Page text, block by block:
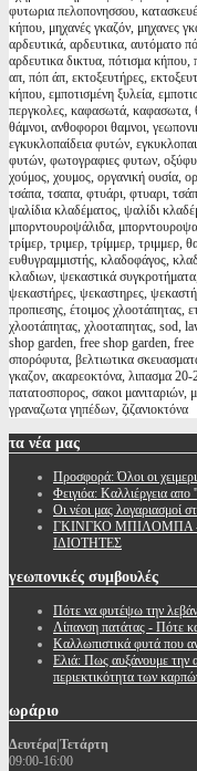
φυτωρια πελοπονησσου,
κήπου, μηχανές γκαζόν, μηχανες
αρδευτικά, αρδευτικα, αυτόματο
αρδευτικα δικτυα, πότισμα
απ, πόπ άπ, εκτοξευτήρες,
κήπου, εμποτισμένη ξυλεία,
περγκολες, καφασωτά, καφασωτα,
θάμνοι, ανθοφοροι θαμνοι,
εγκυκλοπαίδεια φυτών,
φυτών, φωτογραφιες φυτων,
χούμος, χουμος, οργανική ουσία,
τσάπα, τσαπα, φτυάρι, φτυαρι,
ψαλίδια κλαδέματος, ψαλίδι
μπορντουροψάλιδα,
τρίμερ, τριμερ, τρίμμερ, τριμμερ,
ευθυγραμμιστής, κλαδοφάγος,
κλαδιων, ψεκαστικά
ψεκαστήρες, ψεκαστηρες,
προπιεσης, έτοιμος χλοοτάπητας,
χλοοτάπητας, χλοοταπητας, sod,
shop garden, free shop garden, free
σπορόφυτα, βελτιωτικα
γκαζον, ακαρεοκτόνα, λιπασμα
πατατοσπορος, σακοι μανιταριών,
γραναζωτα γηπέδων, ζιζανιοκτόνα
τα νέα μας
Προσφορά: Όλοι οι
Φειγιόα: Καλλιέργεια απο
Oι νέοι μας λογαριασμοί
ΓΚΙΝΓΚΟ ΜΠΙΛΟΜΠΑ
ΙΔΙΟΤΗΤΕΣ
γεωπονικές συμβουλές
Πότε να φυτέψω την
Λίπανση πατάτας - Πότε
Καλλωπιστικά φυτά που
Ελιά: Πως αυξάνουμε την
περιεκτικότητα των
ωράριο
Δευτέρα|Τετάρτη
09:00-16:00